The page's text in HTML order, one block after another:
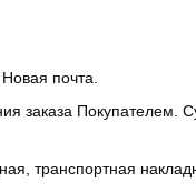
почта.
заказа Покупателем.
транспортная